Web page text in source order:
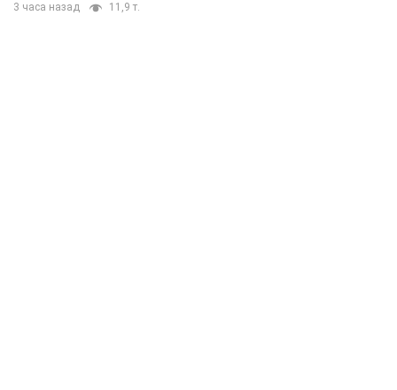
3 часа назад 11,9 т.